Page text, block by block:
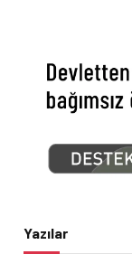
Yazılar